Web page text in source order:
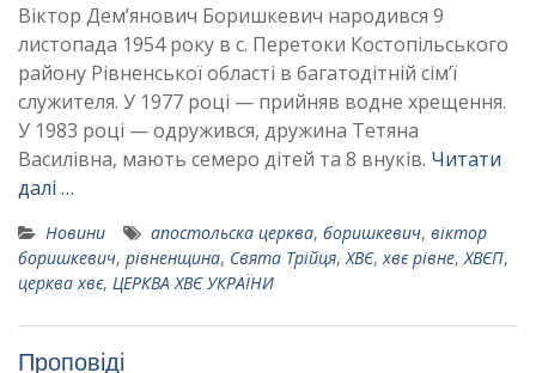
Віктор Дем’янович Боришкевич народився 9
листопада 1954 року в с. Перетоки Костопільського
району Рівненської області в багатодітній сім’ї
служителя. У 1977 році — прийняв водне хрещення.
У 1983 році — одружився, дружина Тетяна
Василівна, мають семеро дітей та 8 внуків. Читати
далі …
Новини апостольска церква, боришкевич, віктор
боришкевич, рівненщина, Свята Трійця,ХВЄ,хвє рівне,ХВЄП,
церква хвє, ЦЕРКВА ХВЄ УКРАЇНИ
Проповіді